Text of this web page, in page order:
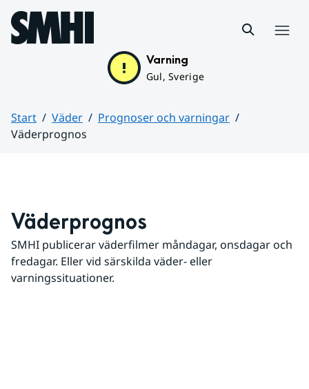
Hoppa till sidans innehåll
Varning
Gul, Sverige
Start Väder
Prognoser och varningar
Väderprognos
Väderprognos
SMHI publicerar väderfilmer måndagar, onsdagar och
fredagar. Eller vid särskilda väder- eller
varningssituationer.